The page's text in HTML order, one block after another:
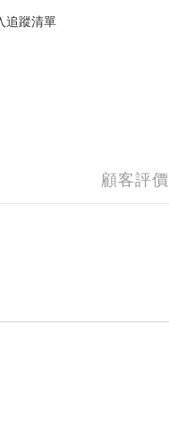
追蹤清單
顧客評價